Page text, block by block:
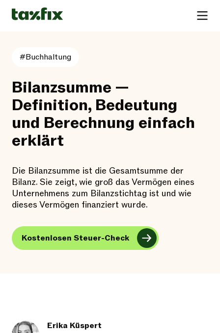
#Buchhaltung
Bilanzsumme —
Definition, Bedeutung
und Berechnung einfach
erklärt
Die Bilanzsumme ist die Gesamtsumme der
Bilanz. Sie zeigt, wie groß das Vermögen eines
Unternehmens zum Bilanzstichtag ist und wie
dieses Vermögen finanziert wurde.
Kostenlosen Steuer-Check
Erika Küspert